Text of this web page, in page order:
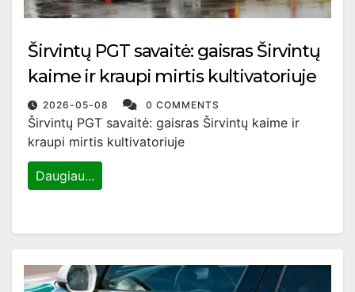
Širvintų PGT savaitė: gaisras Širvintų
kaime ir kraupi mirtis kultivatoriuje
2026-05-08 0 COMMENTS
Širvintų PGT savaitė: gaisras Širvintų kaime ir
kraupi mirtis kultivatoriuje
Daugiau...